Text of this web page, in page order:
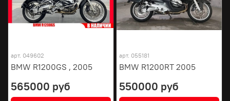
арт. 049602
BMW R1200GS , 2005
565000 руб
арт. 055181
BMW R1200RT 2005
550000 руб